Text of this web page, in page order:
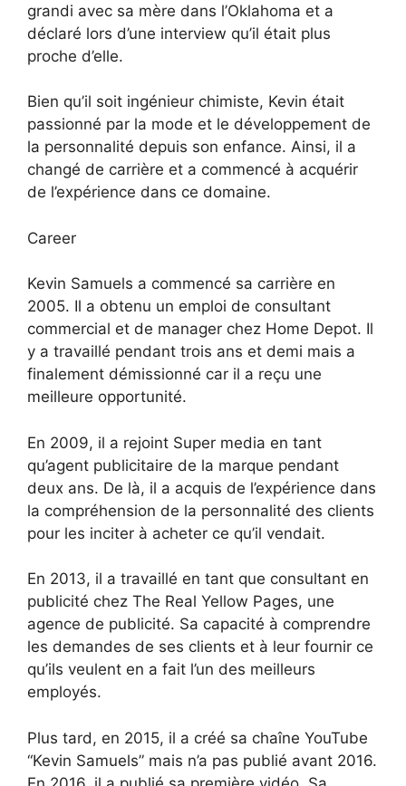
grandi avec sa mère dans l’Oklahoma et a
déclaré lors d’une interview qu’il était plus
proche d’elle.
Bien qu’il soit ingénieur chimiste, Kevin était
passionné par la mode et le développement de
la personnalité depuis son enfance. Ainsi, il a
changé de carrière et a commencé à acquérir
de l’expérience dans ce domaine.
Career
Kevin Samuels a commencé sa carrière en
2005. Il a obtenu un emploi de consultant
commercial et de manager chez Home Depot. Il
y a travaillé pendant trois ans et demi mais a
finalement démissionné car il a reçu une
meilleure opportunité.
En 2009, il a rejoint Super media en tant
qu’agent publicitaire de la marque pendant
deux ans. De là, il a acquis de l’expérience dans
la compréhension de la personnalité des clients
pour les inciter à acheter ce qu’il vendait.
En 2013, il a travaillé en tant que consultant en
publicité chez The Real Yellow Pages, une
agence de publicité. Sa capacité à comprendre
les demandes de ses clients et à leur fournir ce
qu’ils veulent en a fait l’un des meilleurs
employés.
Plus tard, en 2015, il a créé sa chaîne YouTube
“Kevin Samuels” mais n’a pas publié avant 2016.